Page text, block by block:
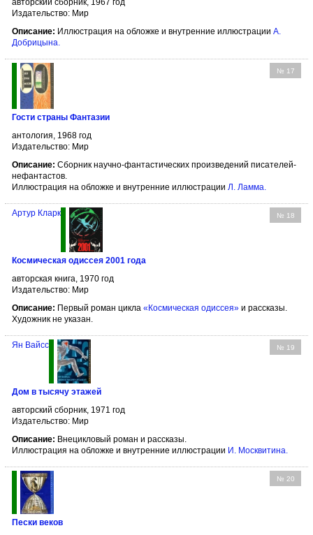
авторский сборник, 1967 год
Издательство: Мир
Описание: Иллюстрация на обложке и внутренние иллюстрации А.
Добрицына.
№ 17
Гости страны Фантазии
антология, 1968 год
Издательство: Мир
Описание: Сборник научно-фантастических произведений писателей-
нефантастов.
Иллюстрация на обложке и внутренние иллюстрации Л. Ламма.
№ 18
Артур Кларк
Космическая одиссея 2001 года
авторская книга, 1970 год
Издательство: Мир
Описание: Первый роман цикла «Космическая одиссея» и рассказы.
Художник не указан.
№ 19
Ян Вайсс
Дом в тысячу этажей
авторский сборник, 1971 год
Издательство: Мир
Описание: Внецикловый роман и рассказы.
Иллюстрация на обложке и внутренние иллюстрации И. Москвитина.
№ 20
Пески веков